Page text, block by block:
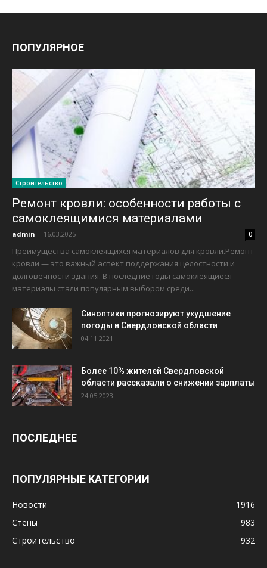
ПОПУЛЯРНОЕ
Строительство
Ремонт кровли: особенности работы с
самоклеящимися материалами
admin - 16.03.2025 0
Преимущества самоклеящихся материалов для кровли.Ремонт
кровли — это важный аспект поддержания целостности и
долговечности здания. В последние годы самоклеящиеся
материалы стали популярным выбором среди...
Синоптики прогнозируют ухудшение
погоды в Свердловской области
04.11.2021
Более 10% жителей Свердловской
области рассказали о снижении зарплаты
24.05.2023
ПОСЛЕДНЕЕ
ПОПУЛЯРНЫЕ КАТЕГОРИИ
Новости
1916
Стены
983
Строительство
932